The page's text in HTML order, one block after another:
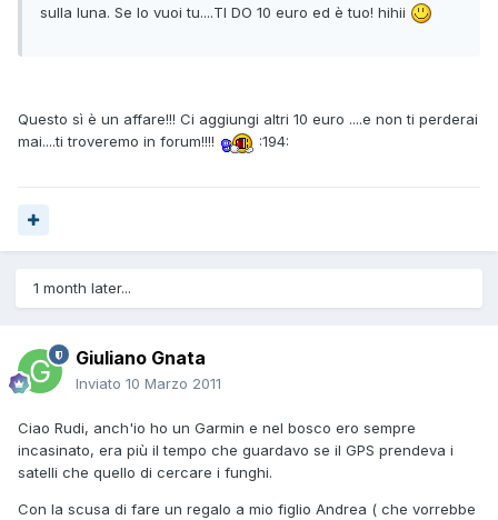
sulla luna. Se lo vuoi tu....TI DO 10 euro ed è tuo! hihii
Questo sì è un affare!!! Ci aggiungi altri 10 euro ....e non ti perderai
mai....ti troveremo in forum!!!!
:194:
1 month later...
Giuliano Gnata
Inviato 10 Marzo 2011
Ciao Rudi, anch'io ho un Garmin e nel bosco ero sempre
incasinato, era più il tempo che guardavo se il GPS prendeva i
satelli che quello di cercare i funghi.
Con la scusa di fare un regalo a mio figlio Andrea ( che vorrebbe